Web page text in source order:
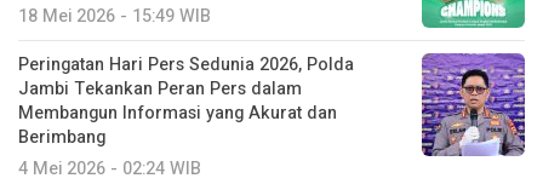
18 Mei 2026 - 15:49 WIB
Peringatan Hari Pers Sedunia 2026, Polda
Jambi Tekankan Peran Pers dalam
Membangun Informasi yang Akurat dan
Berimbang
4 Mei 2026 - 02:24 WIB